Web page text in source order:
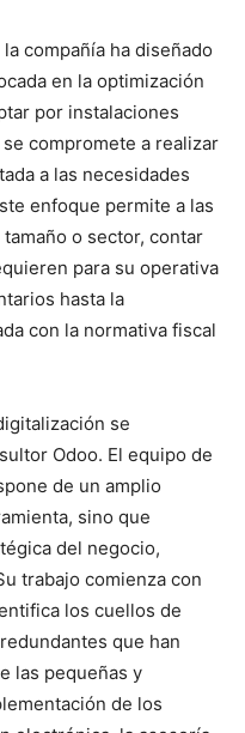
compañía ha diseñado
en la optimización
por instalaciones
compromete a realizar
a las necesidades
enfoque permite a las
o sector, contar
para su operativa
hasta la
con la normativa fiscal
se
Odoo. El equipo de
de un amplio
sino que
del negocio,
trabajo comienza con
los cuellos de
que han
las pequeñas y
de los